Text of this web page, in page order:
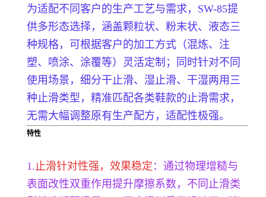
为适配不同客户的生产工艺与需求，SW-85提
供多形态选择，涵盖颗粒状、粉末状、液态三
种规格，可根据客户的加工方式（混炼、注
塑、喷涂、涂覆等）灵活定制；同时针对不同
使用场景，细分干止滑、湿止滑、干湿两用三
种止滑类型，精准匹配各类鞋款的止滑需求，
无需大幅调整原有生产配方，适配性极强。
特性
1. 止滑针对性强，效果稳定 ：通过物理增糙与
表面改性双重作用提升摩擦系数，不同止滑类